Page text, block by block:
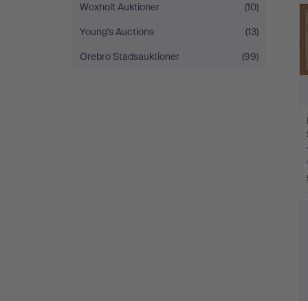
Woxholt Auktioner
(10)
Young's Auctions
(13)
Örebro Stadsauktioner
(99)